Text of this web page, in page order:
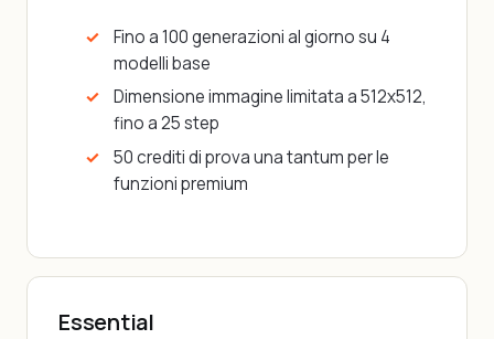
Fino a 100 generazioni al giorno su 4
modelli base
Dimensione immagine limitata a 512x512,
fino a 25 step
50 crediti di prova una tantum per le
funzioni premium
Essential